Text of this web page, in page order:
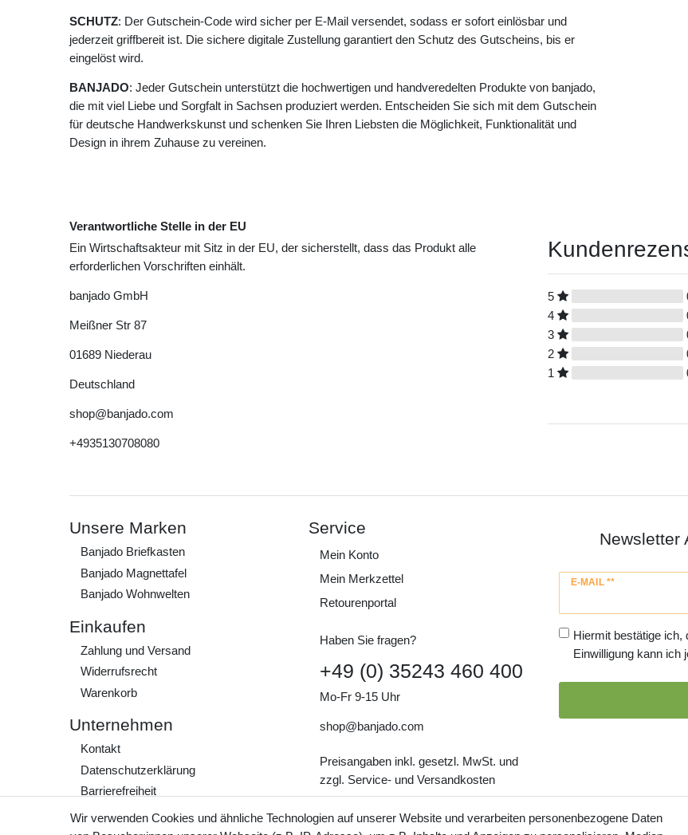
SCHUTZ: Der Gutschein-Code wird sicher per E-Mail versendet, sodass er sofort einlösbar und
jederzeit griffbereit ist. Die sichere digitale Zustellung garantiert den Schutz des Gutscheins, bis er
eingelöst wird.
BANJADO: Jeder Gutschein unterstützt die hochwertigen und handveredelten Produkte von banjado,
die mit viel Liebe und Sorgfalt in Sachsen produziert werden. Entscheiden Sie sich mit dem Gutschein
für deutsche Handwerkskunst und schenken Sie Ihren Liebsten die Möglichkeit, Funktionalität und
Design in ihrem Zuhause zu vereinen.
Verantwortliche Stelle in der EU
Ein Wirtschaftsakteur mit Sitz in der EU, der sicherstellt, dass das Produkt alle
erforderlichen Vorschriften einhält.
banjado GmbH
Meißner Str 87
01689 Niederau
Deutschland
shop@banjado.com
+4935130708080
5
4
3
2
1
Unsere Marken
Banjado Briefkasten
Banjado Magnettafel
Banjado Wohnwelten
Einkaufen
Zahlung und Versand
Widerrufs­recht
Warenkorb
Unternehmen
Kontakt
Daten­schutz­erklärung
Barrierefreiheit
AGB
Service
Mein Konto
Mein Merkzettel
Retourenportal
Haben Sie fragen?
+49 (0) 35243 460 400
Mo-Fr 9-15 Uhr
shop@banjado.com
Preisangaben inkl. gesetzl. MwSt. und
zzgl. Service- und Versandkosten
Newsletter
E-MAIL **
Newsletter
Hiermit bestätige ich,
Einwilligung kann ich
Wir verwenden Cookies und ähnliche Technologien auf unserer Website und verarbeiten personenbezogene Daten